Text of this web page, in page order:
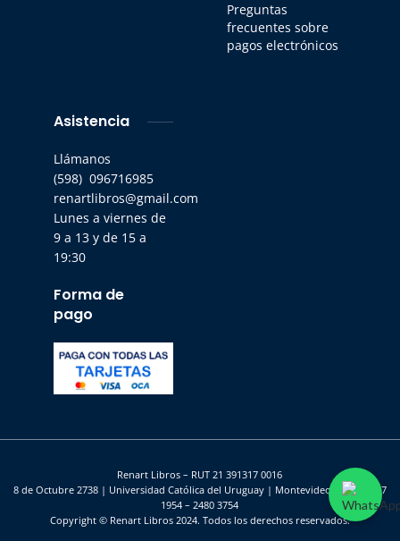
Preguntas
frecuentes sobre
pagos electrónicos
Asistencia
Llámanos
(598) 096716985
renartlibros@gmail.com
Lunes a viernes de
9 a 13 y de 15 a
19:30
Forma de
pago
Renart Libros – RUT 21 391317 0016
8 de Octubre 2738 | Universidad Católica del Uruguay | Montevideo – UY | 2487
1954 – 2480 3754
Copyright © Renart Libros 2024. Todos los derechos reservados.